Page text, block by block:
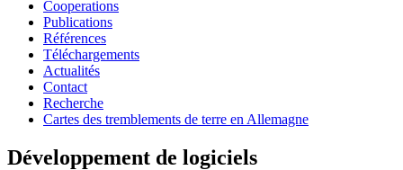
Cooperations
Publications
Références
Téléchargements
Actualités
Contact
Recherche
Cartes des tremblements de terre en Allemagne
Développement de logiciels